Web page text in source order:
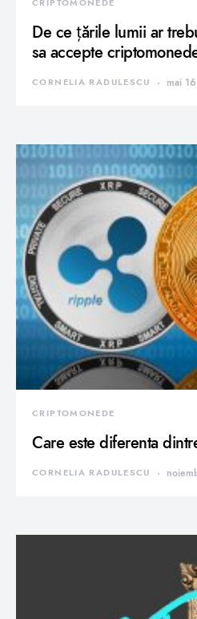
CRIPTOMONEDE
De ce țările lumii ar
sa accepte
CORNELIA RADULESCU mai
CRIPTOMONEDE
Care este diferenta
CORNELIA RADULESCU